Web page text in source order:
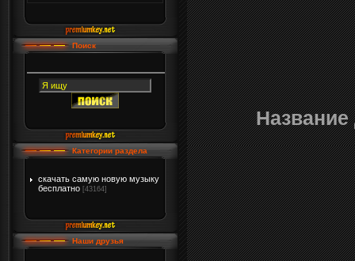
Поиск
Категории раздела
скачать самую новую музыку
бесплатно [43164]
Наши друзья
Название